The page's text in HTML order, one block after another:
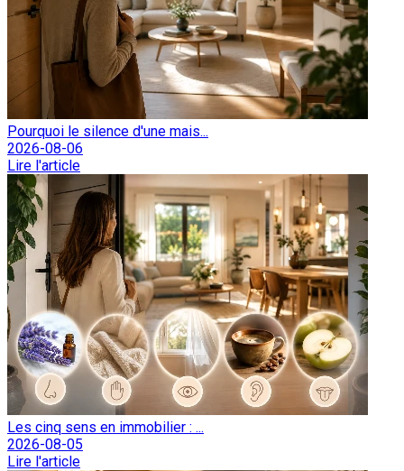
Pourquoi le silence d'une mais...
2026-08-06
Lire l'article
Les cinq sens en immobilier : ...
2026-08-05
Lire l'article